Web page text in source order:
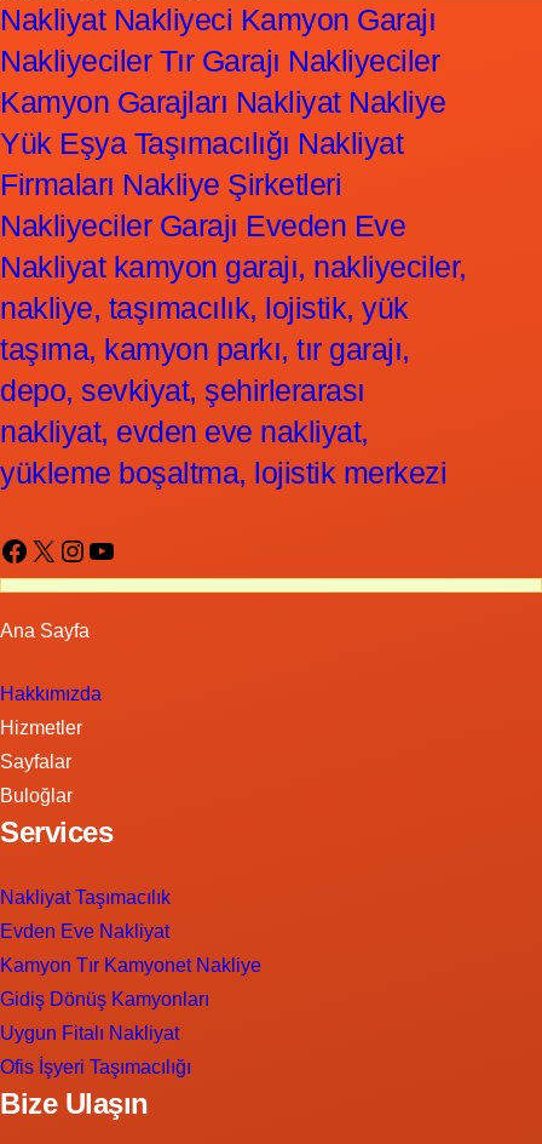
Nakliyat Nakliyeci Kamyon Garajı
Nakliyeciler Tır Garajı Nakliyeciler
Kamyon Garajları Nakliyat Nakliye
Yük Eşya Taşımacılığı Nakliyat
Firmaları Nakliye Şirketleri
Nakliyeciler Garajı Eveden Eve
Nakliyat kamyon garajı, nakliyeciler,
nakliye, taşımacılık, lojistik, yük
taşıma, kamyon parkı, tır garajı,
depo, sevkiyat, şehirlerarası
nakliyat, evden eve nakliyat,
yükleme boşaltma, lojistik merkezi
Facebook X Instagram YouTube
Ana Sayfa
Hakkımızda
Hizmetler
Sayfalar
Buloğlar
Services
Nakliyat Taşımacılık
Evden Eve Nakliyat
Kamyon Tır Kamyonet Nakliye
Gidiş Dönüş Kamyonları
Uygun Fitalı Nakliyat
Ofis İşyeri Taşımacılığı
Bize Ulaşın